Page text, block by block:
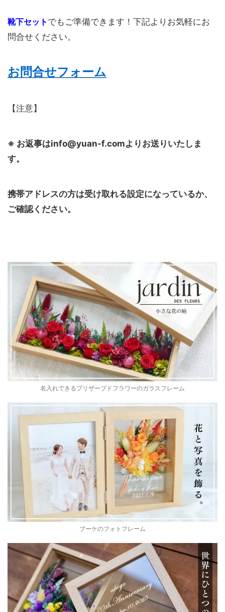
靴下セット でもご準備できます！下記よりお気軽にお
問合せください。
お問合せフォーム
【注意】
※ お返事はinfo@yuan-f.comよりお送りいたしま
す。
携帯アドレスの方は受け取れる設定になっているか、
ご確認ください。
名入れできるプリザーブドフラワーのガラスフレーム
ブーケのフォトフレーム